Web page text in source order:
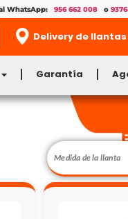
WhatsApp: 956 662 008 o
Delivery de llantas
Garantía